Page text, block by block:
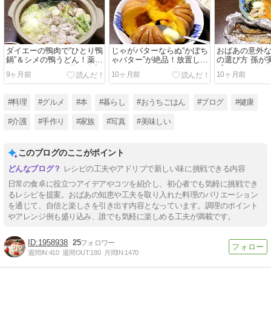
ダイエーの鴨肉で“ひとり鴨
鍋”＆シメの鴨うどん！薬味
はパクチーでタイ風に味変
9ヶ月前
じゃがバターならぬ“かぼち
ゃバター”が絶品！放置して
たらハロウィン色になった
小菊かぼちゃで作る
10ヶ月前
おばあの意外
の選び方 孫が
【サンマの塩
ープ』
10ヶ月前
#料理 #グルメ #本 #暮らし #おうちごはん #ブログ #健康
#介護 #手作り #家族 #写真 #美味しい
このブログのここがポイント
レシピの工夫やアドリブで新しい味に挑戦できる内容
日常の食卓に役立つアイデアやコツを紹介し、初心者でも気軽に挑戦でき
るレシピを提案。おばあの知恵や工夫を取り入れた料理のバリエーション
を通じて、自信と楽しさを引き出す内容となっています。調理のポイント
やアレンジ例も盛り込み、誰でも気軽に楽しめる工夫が満載です。
1958938 25
週間IN:410 週間OUT:180 月間IN:1470